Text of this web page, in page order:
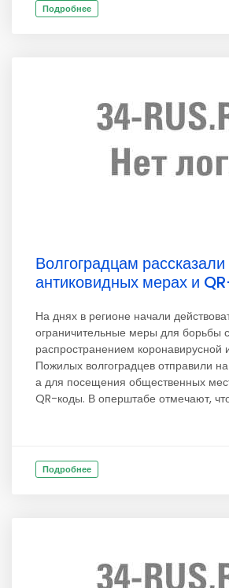
Подробнее
Волгоградцам
антиковидных мерах и
На днях в регионе начали
ограничительные меры для борьбы с
распространением коронавирусной
Пожилых волгоградцев отправили
а для посещения общественных
QR-коды. В оперштабе отмечают,
Подробнее